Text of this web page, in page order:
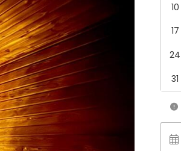
10
17
24
31